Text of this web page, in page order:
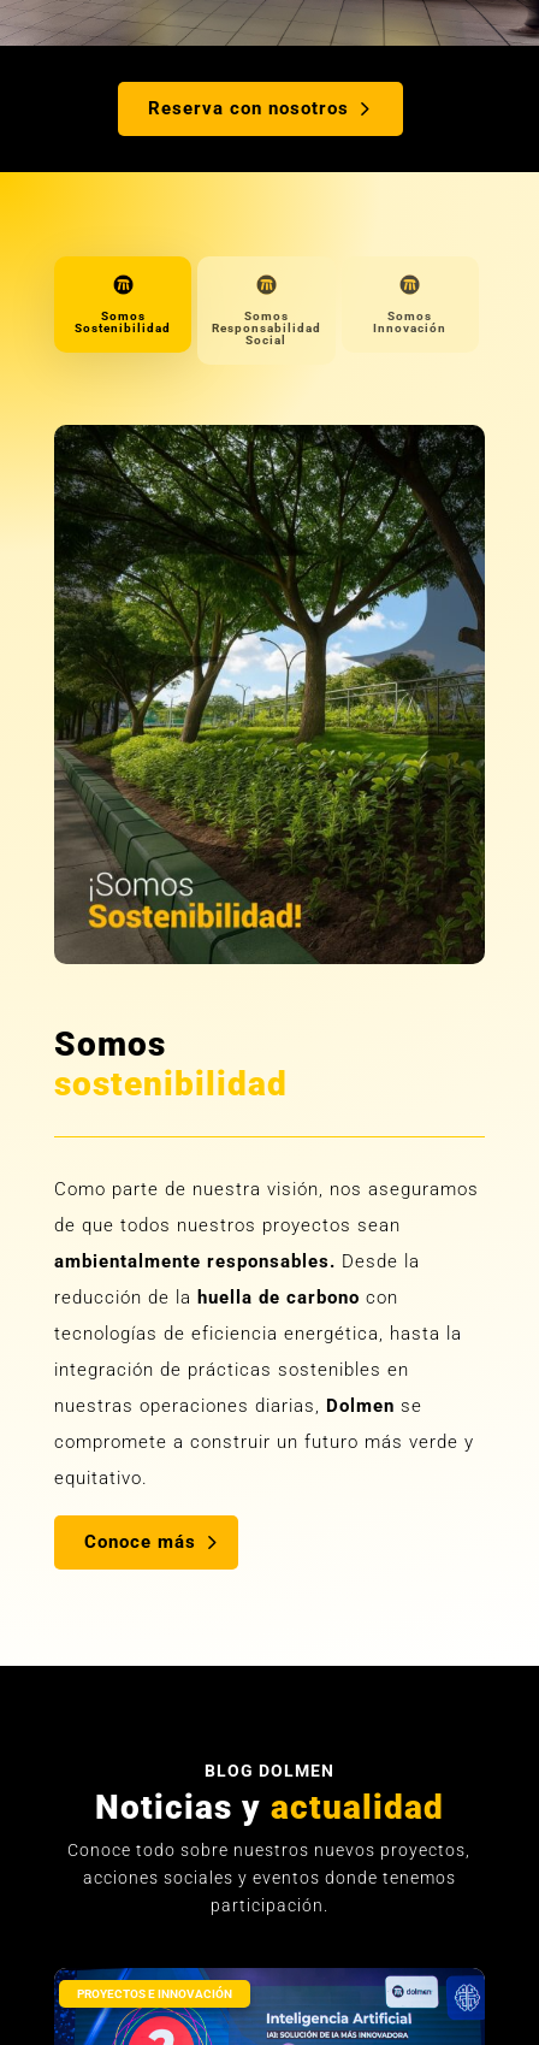
Reserva con nosotros
Somos
Sostenibilidad
Somos
Responsabilidad
Social
Somos
Innovación
Somos
sostenibilidad
Como parte de nuestra visión, nos aseguramos
de que todos nuestros proyectos sean
ambientalmente responsables. Desde la
reducción de la huella de carbono con
tecnologías de eficiencia energética, hasta la
integración de prácticas sostenibles en
nuestras operaciones diarias, Dolmen se
compromete a construir un futuro más verde y
equitativo.
Conoce más
BLOG DOLMEN
Noticias y actualidad
Conoce todo sobre nuestros nuevos proyectos,
acciones sociales y eventos donde tenemos
participación.
PROYECTOS E INNOVACIÓN